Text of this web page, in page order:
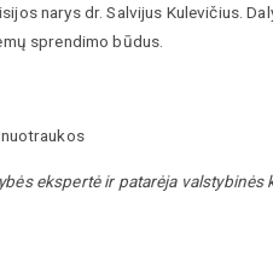
narys dr. Salvijus Kulevičius.
sprendimo būdus.
ekspertė ir patarėja